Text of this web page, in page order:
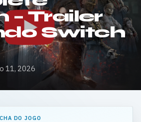
– Trailer
Switch
11, 2026
DO JOGO